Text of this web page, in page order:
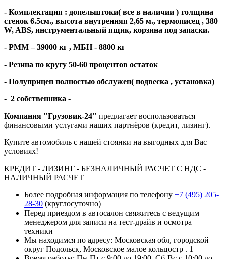
- Комплектация : допельштоки( все в наличии ) толщина
стенок 6.5см., высота внутренняя 2,65 м., термописец , 380
W, ABS, инструментальный ящик, корзина под запаски.
- РММ – 39000 кг , МБН - 8800 кг
- Резина по кругу 50-60 процентов остаток
- Полуприцеп полностью обслужен( подвеска , установка)
- 2 собственника -
Компания "Грузовик-24" предлагает воспользоваться
финансовыми услугами наших партнёров (кредит, лизинг).
Купите автомобиль с нашей стоянки на выгодных для Вас
условиях!
КРЕДИТ - ЛИЗИНГ - БЕЗНАЛИЧНЫЙ РАСЧЕТ С НДС -
НАЛИЧНЫЙ РАСЧЕТ
Более подробная информация по телефону +7 (495) 205-
28-30 (круглосуточно)
Перед приездом в автосалон свяжитесь с ведущим
менеджером для записи на тест-драйв и осмотра
техники
Мы находимся по адресу: Московская обл, городской
округ Подольск, Московское малое кольцостр . 1